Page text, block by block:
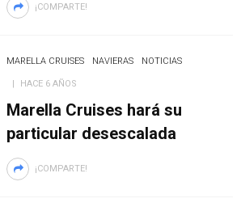
¡COMPARTE!
MARELLA CRUISES NAVIERAS NOTICIAS
HACE 6 AÑOS
Marella Cruises hará su
particular desescalada
¡COMPARTE!